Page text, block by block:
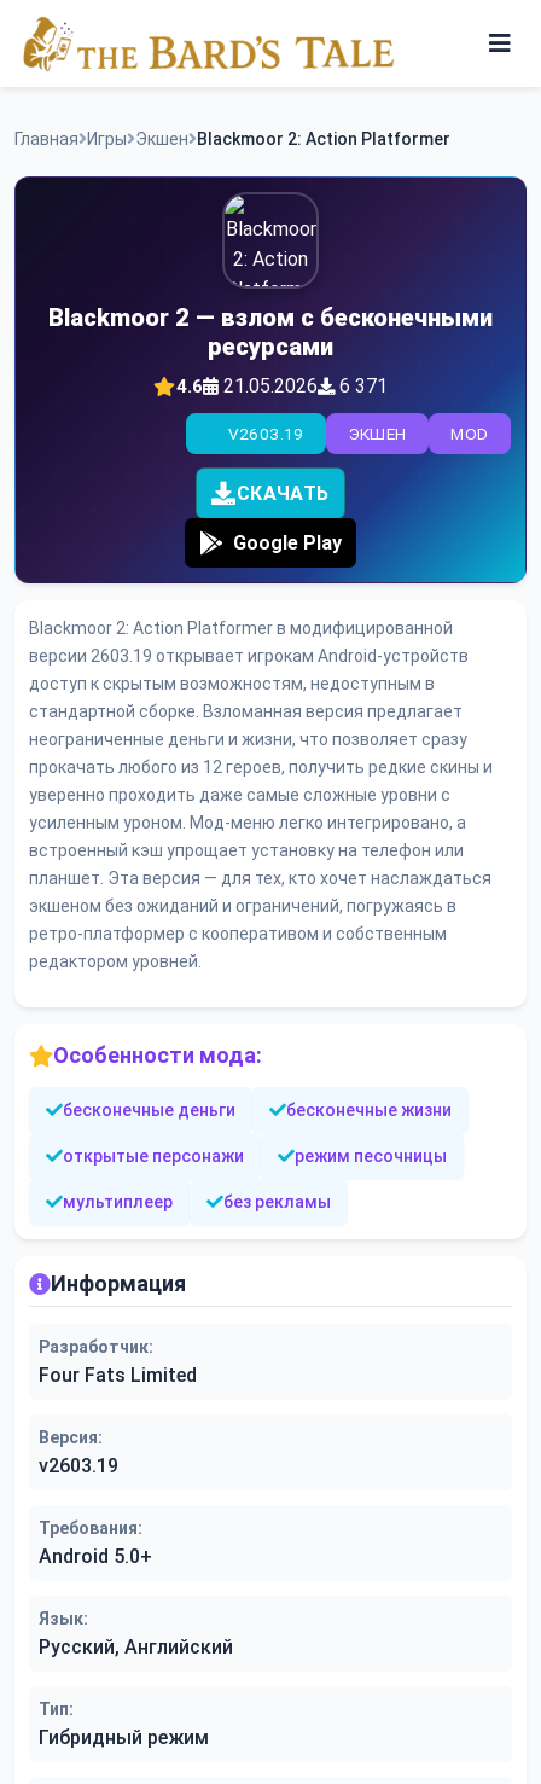
content
Программы
Главная Игры Экшен Blackmoor 2: Action Platformer
Blackmoor 2 — взлом с бесконечными
ресурсами
4.6 21.05.2026 6 371
MOD
ЭКШЕН
V2603.19
СКАЧАТЬ
Google Play
Blackmoor 2: Action Platformer в модифицированной
версии 2603.19 открывает игрокам Android-устройств
доступ к скрытым возможностям, недоступным в
стандартной сборке. Взломанная версия предлагает
неограниченные деньги и жизни, что позволяет сразу
прокачать любого из 12 героев, получить редкие скины и
уверенно проходить даже самые сложные уровни с
усиленным уроном. Мод-меню легко интегрировано, а
встроенный кэш упрощает установку на телефон или
планшет. Эта версия — для тех, кто хочет наслаждаться
экшеном без ожиданий и ограничений, погружаясь в
ретро-платформер с кооперативом и собственным
редактором уровней.
Особенности мода:
бесконечные деньги бесконечные жизни
открытые персонажи режим песочницы
мультиплеер без рекламы
Информация
Разработчик:
Four Fats Limited
Версия:
v2603.19
Требования:
Android 5.0+
Язык:
Русский, Английский
Тип:
Гибридный режим